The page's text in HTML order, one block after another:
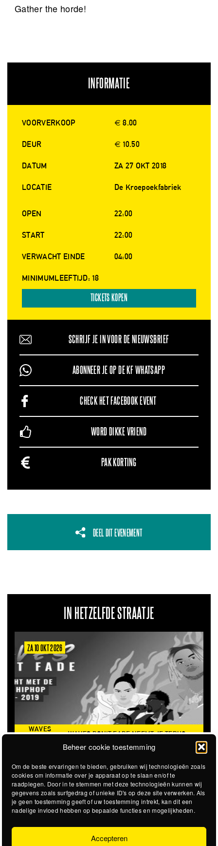
Beheer cookie toestemming
Om de beste ervaringen te bieden, gebruiken wij technologieën zoals
cookies om informatie over je apparaat op te slaan en/of te
raadplegen. Door in te stemmen met deze technologieën kunnen wij
gegevens zoals surfgedrag of unieke ID's op deze site verwerken. Als
je geen toestemming geeft of uw toestemming intrekt, kan dit een
nadelige invloed hebben op bepaalde functies en mogelijkheden.
Accepteren
Gather the horde!
INFORMATIE
VOORVERKOOP € 8.00
DEUR € 10.50
DATUM ZA 27 OKT 2018
LOCATIE De Kroepoekfabriek
OPEN 22:00
START 22:00
VERWACHT EINDE 04:00
MINIMUMLEEFTIJD: 18
TICKETS KOPEN
SCHRIJF JE IN VOOR DE NIEUWSBRIEF
ABONNEER JE OP DE KF WHATSAPP
CHECK HET FACEBOOK EVENT
WORD DIKKE VRIEND
PAK KORTING
DEEL DIT EVENEMENT
IN HETZELFDE STRAATJE
ZA 10 OKT 2026
WAVES
WAVES DON'T FADE NEEMT JE TERUG
NAAR DE ICONISCHE ZOMER VAN 2016